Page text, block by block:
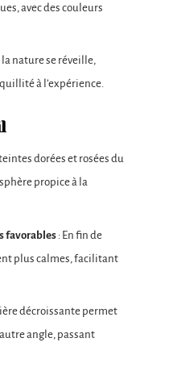
avec des couleurs
la nature se réveille,
à l’expérience.
teintes dorées et rosées du
propice à la
favorables : En fin de
plus calmes, facilitant
décroissante permet
angle, passant